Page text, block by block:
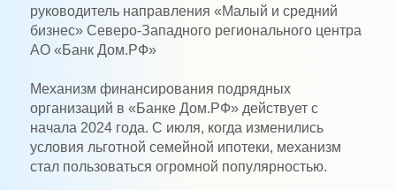
руководитель направления «Малый и средний
бизнес» Северо-Западного регионального центра
АО «Банк Дом.РФ»
Механизм финансирования подрядных
организаций в «Банке Дом.РФ» действует с
начала 2024 года. С июля, когда изменились
условия льготной семейной ипотеки, механизм
стал пользоваться огромной популярностью.